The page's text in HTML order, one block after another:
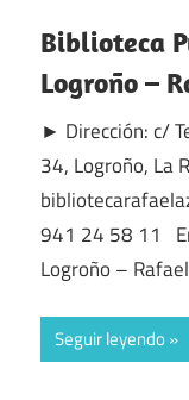
Biblioteca
Logroño –
► Dirección: c/
34, Logroño, La
941 24 58 11
Logroño – Rafael
Seguir leyendo